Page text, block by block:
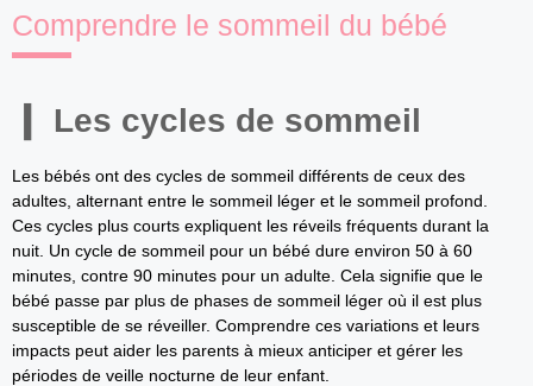
Comprendre le sommeil du bébé
Les cycles de sommeil
Les bébés ont des cycles de sommeil différents de ceux des
adultes, alternant entre le sommeil léger et le sommeil profond.
Ces cycles plus courts expliquent les réveils fréquents durant la
nuit. Un cycle de sommeil pour un bébé dure environ 50 à 60
minutes, contre 90 minutes pour un adulte. Cela signifie que le
bébé passe par plus de phases de sommeil léger où il est plus
susceptible de se réveiller. Comprendre ces variations et leurs
impacts peut aider les parents à mieux anticiper et gérer les
périodes de veille nocturne de leur enfant.